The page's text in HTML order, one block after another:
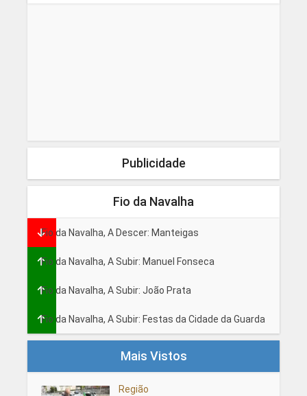
Publicidade
Fio da Navalha
Fio da Navalha, A Descer: Manteigas
Fio da Navalha, A Subir: Manuel Fonseca
Fio da Navalha, A Subir: João Prata
Fio da Navalha, A Subir: Festas da Cidade da Guarda
Mais Vistos
Região